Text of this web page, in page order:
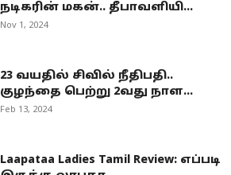
நடிகரின் மகன்.. தீபாவளியி...
Nov 1, 2024
23 வயதில் சிவில் நீதிபதி..
குழந்தை பெற்று 2வது நாள...
Feb 13, 2024
Laapataa Ladies Tamil Review: எப்படி